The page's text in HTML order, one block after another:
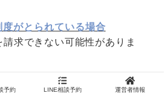
度がとられている場合
求できない可能性がありま
週間の間に４日以上の休日を与
予約 LINE相談予約 運営者情報